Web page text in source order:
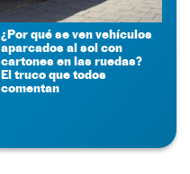
¿Por qué se ven vehículos
aparcados al sol con
cartones en las ruedas?
El truco que todos
comentan